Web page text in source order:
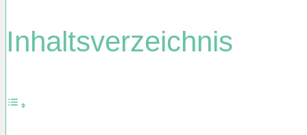
Inhaltsverzeichnis